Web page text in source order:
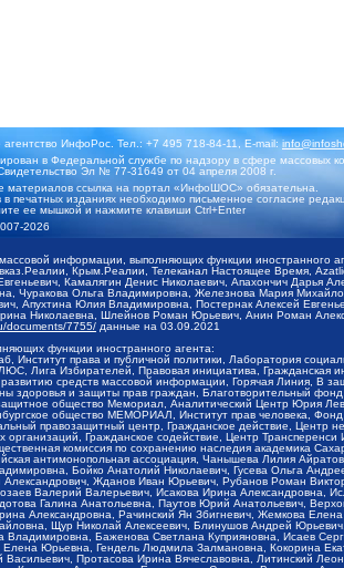
ИнфоРос. Тел.: +7 495 718-84-11, E-mail:
в Федеральной службе по надзору в сфере массовых
Эл № 77-31649 от 04 апреля 2008 г.
материалов ссылка на портал «ИнфоШОС» обязательна.
печатных изданиях необходимо письменное согласие
ее мышкой и нажмите клавиши Ctrl+Enter
2026
информации, выполняющих функции иностранного
Крым.Реалии, Телеканал Настоящее Время,
Камалягин Денис Николаевич, Апахончич Дарья
Чуракова Ольга Владимировна, Железнова Мария
Апухтина Юлия Владимировна, Постернак Алексей
Николаевна, Шлейнов Роман Юрьевич, Анин Роман
documents/7755/ данные на 03.09.2021
функции иностранного агента:
Институт права и публичной политики, Лаборатория
Лига Избирателей, Правовая инициатива, Гражданская
средств массовой информации, Горячая Линия, В
здоровья и защиты прав граждан, Благотворительный
общество Мемориал, Аналитический Центр Юрия
общество МЕМОРИАЛ, Институт прав человека,
правозащитный центр, Гражданское действие,
организаций, Гражданское содействие, Центр
комиссия по сохранению наследия академика
антимонопольная ассоциация, Чанышева Лилия
Бойко Анатолий Николаевич, Гусева Ольга
Жданов Иван Юрьевич, Рубанов Роман
Валерий Валерьевич, Исакова Ирина Александровна,
Галина Анатольевна, Паутов Юрий Анатольевич,
Александровна, Рачинский Ян Збигневич, Жемкова
Щур Николай Алексеевич, Блинушов Андрей
Владимировна, Баженова Светлана Куприяновна, Исаев
Юрьевна, Гендель Людмила Залмановна, Кокорина
Протасова Ирина Вячеславовна, Литинский